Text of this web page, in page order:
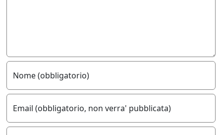
Nome (obbligatorio)
Email (obbligatorio, non verra' pubblicata)